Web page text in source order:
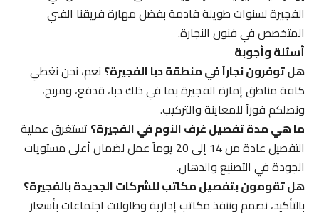
الفجيرة لسنوات طويلة قادمة بفضل مهارة فريقنا الفني
المتخصص في فنون النجارة.
أسئلة وأجوبة
هل توفرون نجاراً في منطقة دبا الفجيرة؟نعم، نحن نغطي
كافة مناطق إمارة الفجيرة بما في ذلك دبا، قدفع، ومربح،
ونصلكم فوراً للمعاينة والتركيب.
ما هي مدة تفصيل غرف النوم في الفجيرة؟تستغرق عملية
التفصيل عادة من 14 إلى 20 يوماً عمل لضمان أعلى مستويات
الجودة في التصنيع والدهان.
هل تقومون بتفصيل مكاتب للشركات الجديدة بالفجيرة؟
بالتأكيد، نصمم وننفذ مكاتب إدارية وطاولات اجتماعات بأسعار